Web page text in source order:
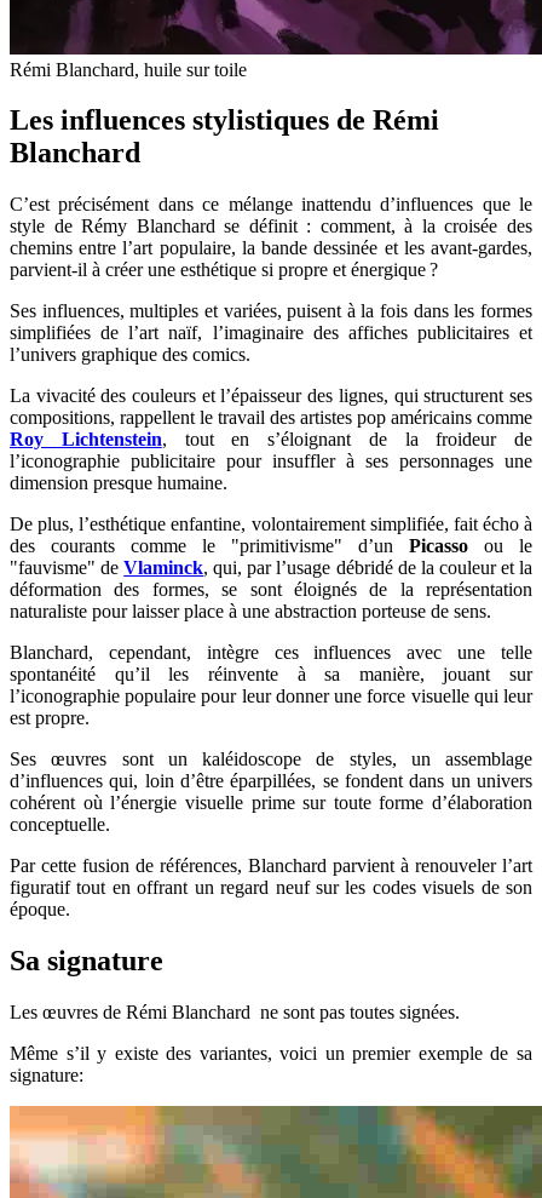
Rémi Blanchard, huile sur toile
Les influences stylistiques de Rémi
Blanchard
C’est précisément dans ce mélange inattendu d’influences que le
style de Rémy Blanchard se définit : comment, à la croisée des
chemins entre l’art populaire, la bande dessinée et les avant-gardes,
parvient-il à créer une esthétique si propre et énergique ?
Ses influences, multiples et variées, puisent à la fois dans les formes
simplifiées de l’art naïf, l’imaginaire des affiches publicitaires et
l’univers graphique des comics.
La vivacité des couleurs et l’épaisseur des lignes, qui structurent ses
compositions, rappellent le travail des artistes pop américains comme
Roy Lichtenstein, tout en s’éloignant de la froideur de
l’iconographie publicitaire pour insuffler à ses personnages une
dimension presque humaine.
De plus, l’esthétique enfantine, volontairement simplifiée, fait écho à
des courants comme le "primitivisme" d’un Picasso ou le
"fauvisme" deVlaminck, qui, par l’usage débridé de la couleur et la
déformation des formes, se sont éloignés de la représentation
naturaliste pour laisser place à une abstraction porteuse de sens.
Blanchard, cependant, intègre ces influences avec une telle
spontanéité qu’il les réinvente à sa manière, jouant sur
l’iconographie populaire pour leur donner une force visuelle qui leur
est propre.
Ses œuvres sont un kaléidoscope de styles, un assemblage
d’influences qui, loin d’être éparpillées, se fondent dans un univers
cohérent où l’énergie visuelle prime sur toute forme d’élaboration
conceptuelle.
Par cette fusion de références, Blanchard parvient à renouveler l’art
figuratif tout en offrant un regard neuf sur les codes visuels de son
époque.
Sa signature
Les œuvres de Rémi Blanchard ne sont pas toutes signées.
Même s’il y existe des variantes, voici un premier exemple de sa
signature: